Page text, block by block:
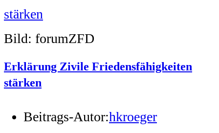
Bild: forumZFD
Erklärung Zivile Friedensfähigkeiten
stärken
Beitrags-Autor:hkroeger